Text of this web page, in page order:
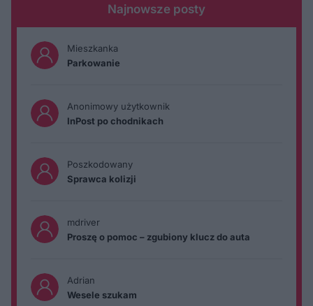
Najnowsze posty
Mieszkanka
Parkowanie
Anonimowy użytkownik
InPost po chodnikach
Poszkodowany
Sprawca kolizji
mdriver
Proszę o pomoc – zgubiony klucz do auta
Adrian
Wesele szukam